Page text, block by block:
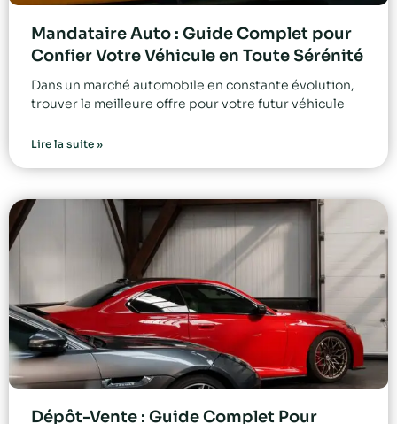
Mandataire Auto : Guide Complet pour
Confier Votre Véhicule en Toute Sérénité
Dans un marché automobile en constante évolution,
trouver la meilleure offre pour votre futur véhicule
Lire la suite »
Dépôt-Vente : Guide Complet Pour